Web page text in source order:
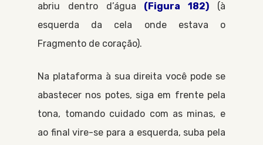
abriu dentro d’água (Figura 182) (à
esquerda da cela onde estava o
Fragmento de coração).
Na plataforma à sua direita você pode se
abastecer nos potes, siga em frente pela
tona, tomando cuidado com as minas, e
ao final vire-se para a esquerda, suba pela